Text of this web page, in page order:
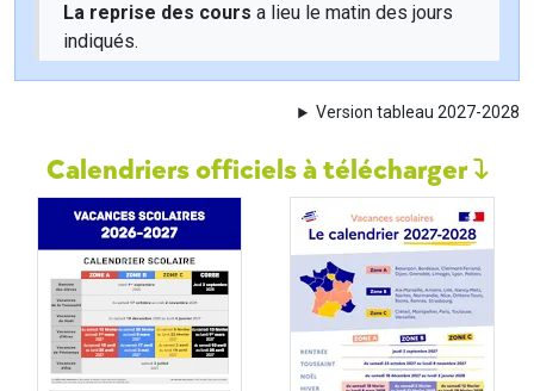
La reprise des cours a lieu le matin des jours
indiqués.
Version tableau 2027-2028
Calendriers officiels à télécharger